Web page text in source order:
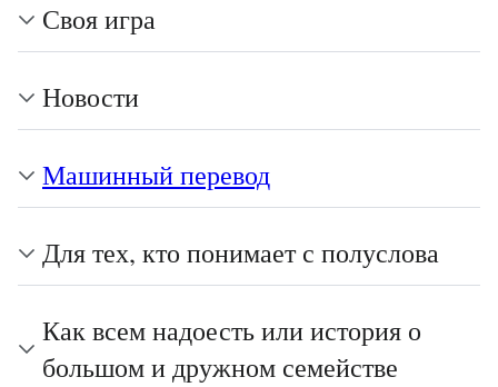
Своя игра
Новости
Машинный перевод
Для тех, кто понимает с полуслова
Как всем надоесть или история о
большом и дружном семействе